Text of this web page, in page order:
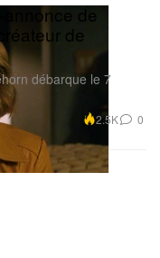
de
de
débarque le 7
2.5K 0